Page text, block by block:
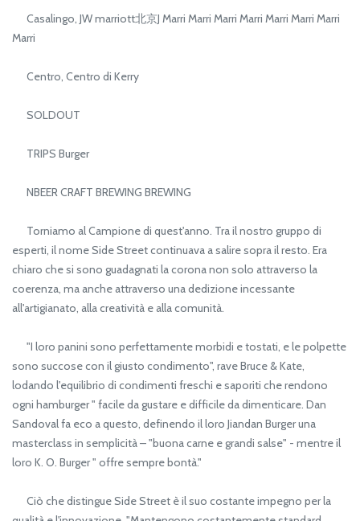
Casalingo, JW marriott北京J Marri Marri Marri Marri Marri Marri Marri
Marri
Centro, Centro di Kerry
SOLDOUT
TRIPS Burger
NBEER CRAFT BREWING BREWING
Torniamo al Campione di quest'anno. Tra il nostro gruppo di
esperti, il nome Side Street continuava a salire sopra il resto. Era
chiaro che si sono guadagnati la corona non solo attraverso la
coerenza, ma anche attraverso una dedizione incessante
all'artigianato, alla creatività e alla comunità.
"I loro panini sono perfettamente morbidi e tostati, e le polpette
sono succose con il giusto condimento", rave Bruce & Kate,
lodando l'equilibrio di condimenti freschi e saporiti che rendono
ogni hamburger " facile da gustare e difficile da dimenticare. Dan
Sandoval fa eco a questo, definendo il loro Jiandan Burger una
masterclass in semplicità – "buona carne e grandi salse" - mentre il
loro K. O. Burger " offre sempre bontà."
Ciò che distingue Side Street è il suo costante impegno per la